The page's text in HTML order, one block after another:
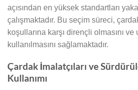
açısından en yüksek standartları
çalışmaktadır. Bu seçim süreci,
koşullarına karşı dirençli olmasını
kullanılmasını sağlamaktadır.
Çardak İmalatçıları ve
Kullanımı